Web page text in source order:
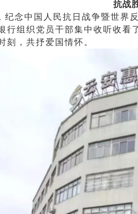
抗战
纪念中国人民抗日战争暨世界
行组织党员干部集中收听收
刻，共抒爱国情怀。